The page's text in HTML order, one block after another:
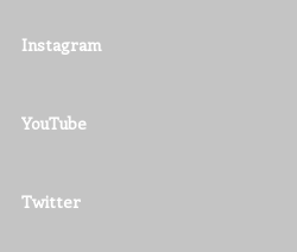
Instagram
YouTube
Twitter